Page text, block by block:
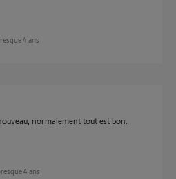
4 ans
normalement tout est bon.
4 ans